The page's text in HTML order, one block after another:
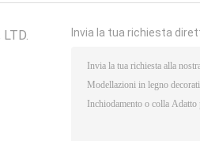
Invia la tua richiesta